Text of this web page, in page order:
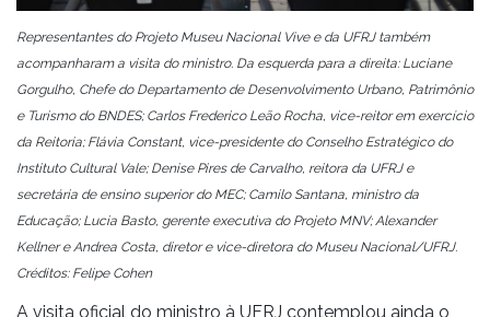
Representantes do Projeto Museu Nacional Vive e da UFRJ também
acompanharam a visita do ministro. Da esquerda para a direita: Luciane
Gorgulho, Chefe do Departamento de Desenvolvimento Urbano, Patrimônio
e Turismo do BNDES; Carlos Frederico Leão Rocha, vice-reitor em exercício
da Reitoria; Flávia Constant, vice-presidente do Conselho Estratégico do
Instituto Cultural Vale; Denise Pires de Carvalho, reitora da UFRJ e
secretária de ensino superior do MEC; Camilo Santana, ministro da
Educação; Lucia Basto, gerente executiva do Projeto MNV; Alexander
Kellner e Andrea Costa, diretor e vice-diretora do Museu Nacional/UFRJ.
Créditos: Felipe Cohen
A visita oficial do ministro à UFRJ contemplou ainda o